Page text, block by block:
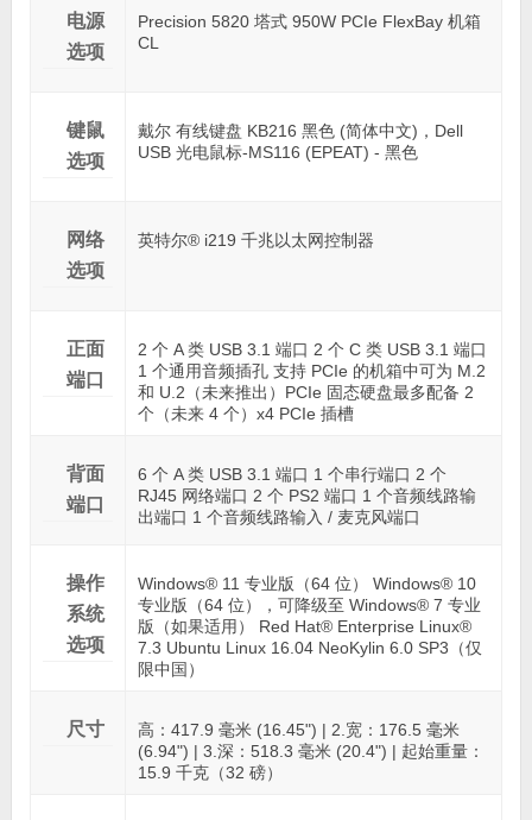
电源
选项
Precision 5820 塔式 950W PCIe FlexBay 机箱
CL
键鼠
选项
戴尔 有线键盘 KB216 黑色 (简体中文)，Dell
USB 光电鼠标-MS116 (EPEAT) - 黑色
网络
选项
英特尔® i219 千兆以太网控制器
正面
端口
2 个 A 类 USB 3.1 端口 2 个 C 类 USB 3.1 端口
1 个通用音频插孔 支持 PCIe 的机箱中可为 M.2
和 U.2（未来推出）PCIe 固态硬盘最多配备 2
个（未来 4 个）x4 PCIe 插槽
背面
端口
6 个 A 类 USB 3.1 端口 1 个串行端口 2 个
RJ45 网络端口 2 个 PS2 端口 1 个音频线路输
出端口 1 个音频线路输入 / 麦克风端口
操作
系统
选项
Windows® 11 专业版（64 位） Windows® 10
专业版（64 位），可降级至 Windows® 7 专业
版（如果适用） Red Hat® Enterprise Linux®
7.3 Ubuntu Linux 16.04 NeoKylin 6.0 SP3（仅
限中国）
尺寸
高：417.9 毫米 (16.45") | 2.宽：176.5 毫米
(6.94") | 3.深：518.3 毫米 (20.4") | 起始重量：
15.9 千克（32 磅）